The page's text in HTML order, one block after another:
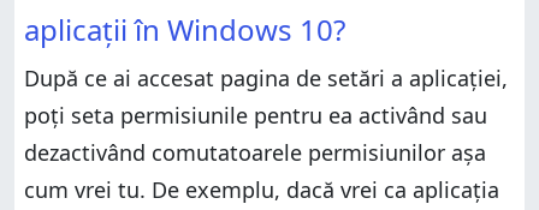
aplicații în Windows 10?
După ce ai accesat pagina de setări a aplicației,
poți seta permisiunile pentru ea activând sau
dezactivând comutatoarele permisiunilor așa
cum vrei tu. De exemplu, dacă vrei ca aplicația